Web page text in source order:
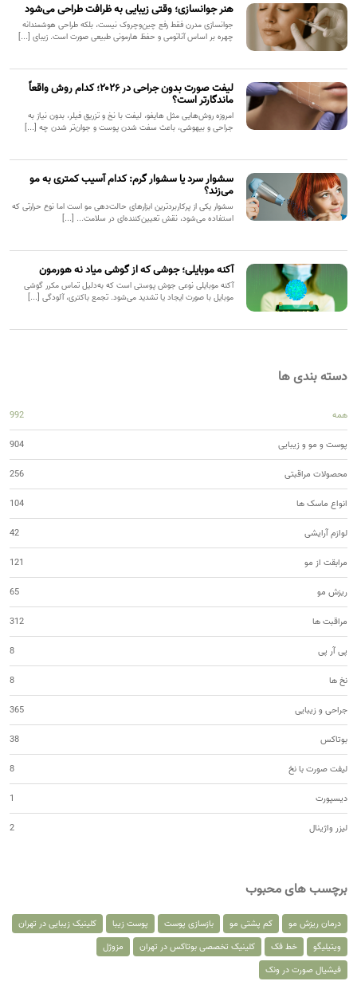
هنر جوانسازی؛ وقتی زیبایی به ظرافت طراحی می‌شود
جوانسازی مدرن فقط رفع چین‌وچروک نیست، بلکه طراحی هوشمندانه
چهره بر اساس آناتومی و حفظ هارمونی طبیعی صورت است. زیبای [...]
لیفت صورت بدون جراحی در ۲۰۲۶؛ کدام روش واقعاً
ماندگارتر است؟
امروزه روش‌هایی مثل هایفو، لیفت با نخ و تزریق فیلر، بدون نیاز به
جراحی و بیهوشی، باعث سفت شدن پوست و جوان‌تر شدن چه [...]
سشوار سرد یا سشوار گرم: کدام آسیب کمتری به مو
می‌زند؟
سشوار یکی از پرکاربردترین ابزارهای حالت‌دهی مو است اما نوع حرارتی که
استفاده می‌شود، نقش تعیین‌کننده‌ای در سلامت... [...]
آکنه موبایلی؛ جوشی که از گوشی میاد نه هورمون
آکنه موبایلی نوعی جوش پوستی است که به‌دلیل تماس مکرر گوشی
موبایل با صورت ایجاد یا تشدید می‌شود. تجمع باکتری، آلودگی [...]
دسته بندی ها
همه 992
پوست و مو و زیبایی 904
محصولات مراقبتی 256
انواع ماسک ها 104
لوازم آرایشی 42
مرابقت از مو 121
ریزش مو 65
مراقبت ها 312
پی آر پی 8
نخ ها 8
جراحی و زیبایی 365
بوتاکس 38
لیفت صورت با نخ 8
دیسپورت 1
لیزر واژینال 2
برچسب های محبوب
درمان ریزش مو کم پشتی مو بازسازی پوست پوست زیبا
کلینیک زیبایی در تهران
ویتیلیگو
خط فک کلینیک تخصصی بوتاکس در تهران
مزوژل
فیشیال صورت در ونک